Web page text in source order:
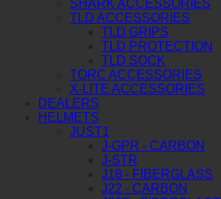
SHARK ACCESSORIES
TLD ACCESSORIES
TLD GRIPS
TLD PROTECTION
TLD SOCK
TORC ACCESSORIES
X-LITE ACCESSORIES
DEALERS
HELMETS
JUST1
J-GPR - CARBON
J-STR
J18 - FIBERGLASS
J22 - CARBON